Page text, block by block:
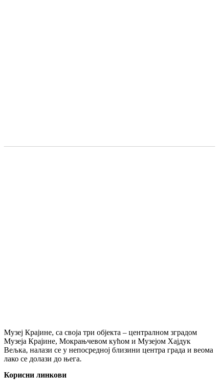
Музеј Крајине, са своја три објекта – централном зградом
Музеја Крајине, Мокрањчевом кућом и Музејом Хајдук
Вељка, налази се у непосредној близини центра града и веома
лако се долази до њега.
Корисни линкови